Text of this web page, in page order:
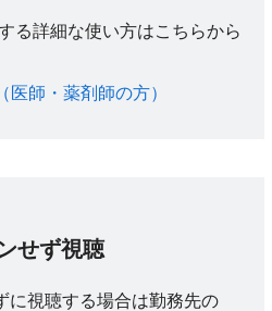
る詳細な使い方はこちらから
医師・薬剤師の方）​
せず視聴
に視聴する場合は勤務先の